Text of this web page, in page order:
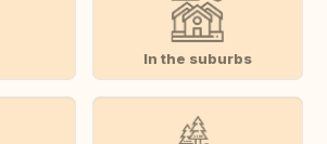
In the suburbs